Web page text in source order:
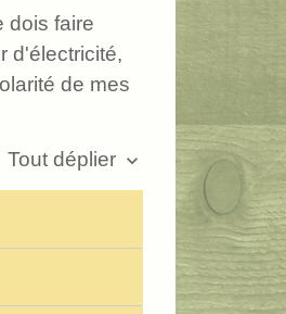
dois faire
d'électricité,
de mes
Tout déplier keyboard_arrow_down